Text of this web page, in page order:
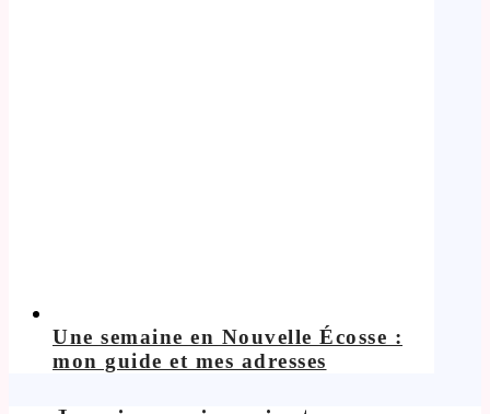
Une semaine en Nouvelle Écosse :
mon guide et mes adresses